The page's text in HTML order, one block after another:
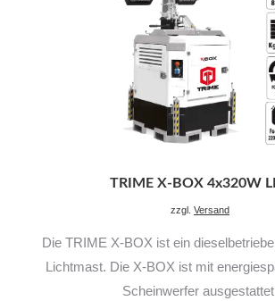
TRIME X-BOX 4x320W
zzgl. Versand
Die TRIME X-BOX ist ein
Lichtmast. Die X-BOX ist mit
Scheinwerfer